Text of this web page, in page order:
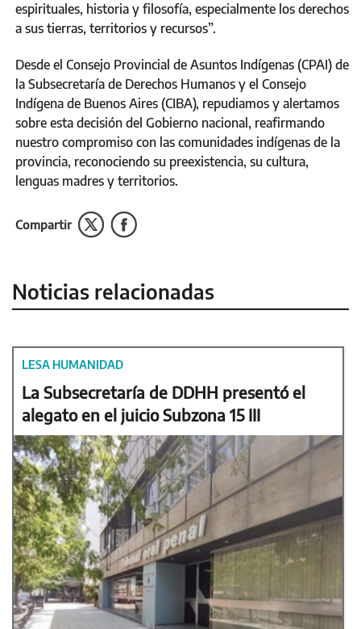
espirituales, historia y filosofía, especialmente los derechos
a sus tierras, territorios y recursos”.
Desde el Consejo Provincial de Asuntos Indígenas (CPAI) de
la Subsecretaría de Derechos Humanos y el Consejo
Indígena de Buenos Aires (CIBA), repudiamos y alertamos
sobre esta decisión del Gobierno nacional, reafirmando
nuestro compromiso con las comunidades indígenas de la
provincia, reconociendo su preexistencia, su cultura,
lenguas madres y territorios.
Compartir
Noticias relacionadas
LESA HUMANIDAD
La Subsecretaría de DDHH presentó el
alegato en el juicio Subzona 15 III